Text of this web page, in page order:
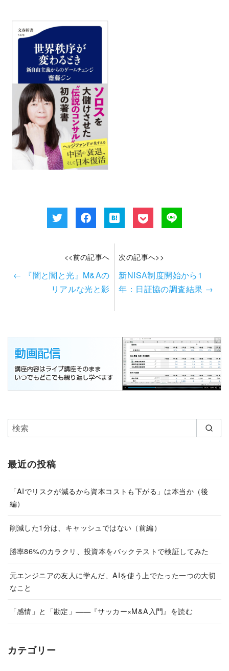
<<前の記事へ
←
『闇と闇と光』M&Aの
リアルな光と影
次の記事へ>>
新NISA制度開始から1
年：日証協の調査結果 →
最近の投稿
「AIでリスクが減るから資本コストも下がる」は本当か（後
編）
削減した1分は、キャッシュではない（前編）
勝率86%のカラクリ、投資本をバックテストで検証してみた
元エンジニアの友人に学んだ、AIを使う上でたった一つの大切
なこと
「感情」と「勘定」——『サッカー×M&A入門』を読む
カテゴリー